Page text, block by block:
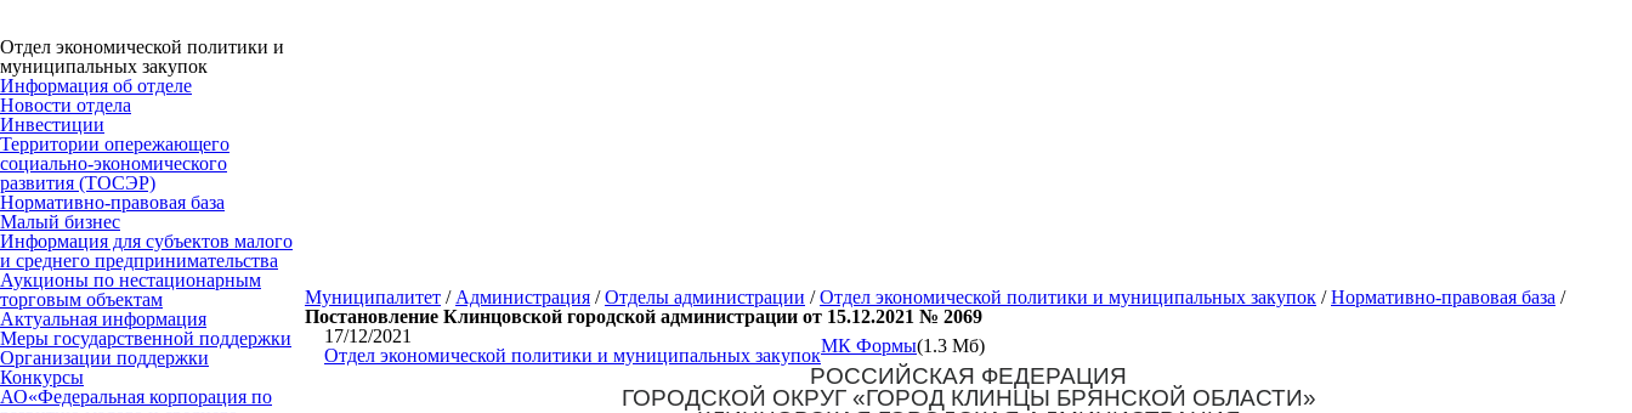
Отдел экономической политики и
муниципальных закупок
Информация об отделе
Новости отдела
Инвестиции
Территории опережающего
социально-экономического
развития (ТОСЭР)
Нормативно-правовая база
Малый бизнес
Информация для субъектов малого
и среднего предпринимательства
Аукционы по нестационарным
торговым объектам
Актуальная информация
Меры государственной поддержки
Организации поддержки
Конкурсы
АО«Федеральная корпорация по
Муниципалитет / Администрация /Отделы администрации /Отдел экономической политики и муниципальных закупок /Нормативно-правовая база /
Постановление Клинцовской городской администрации от 15.12.2021 № 2069
17/12/2021
Отдел экономической политики и муниципальных закупокМК Формы(1.3 Мб)
РОССИЙСКАЯ ФЕДЕРАЦИЯ
ГОРОДСКОЙ ОКРУГ «ГОРОД КЛИНЦЫ БРЯНСКОЙ ОБЛАСТИ»